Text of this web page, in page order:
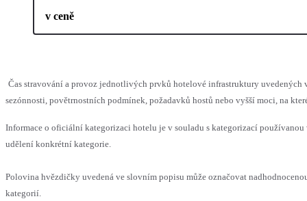
v ceně
Čas stravování a provoz jednotlivých prvků hotelové infrastruktury uvedených
sezónnosti, povětrnostních podmínek, požadavků hostů nebo vyšší moci, na
Informace o oficiální kategorizaci hotelu je v souladu s kategorizací
udělení konkrétní kategorie.
Polovina hvězdičky uvedená ve slovním popisu může označovat
kategorií.